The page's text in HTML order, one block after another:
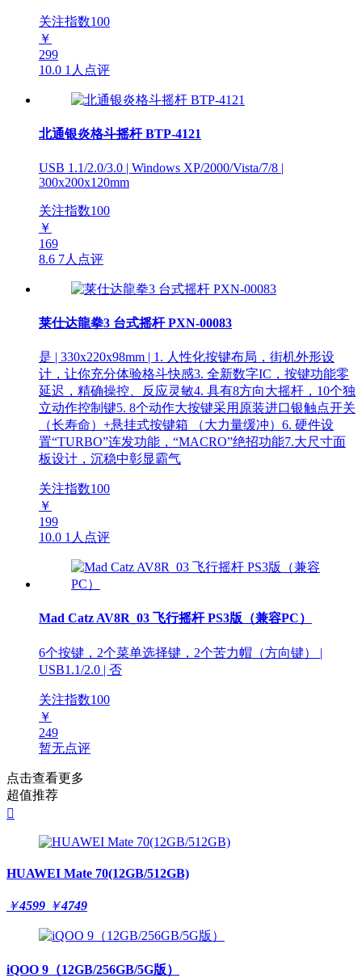
关注指数100
￥
299
10.0 1人点评
北通银炎格斗摇杆 BTP-4121
USB 1.1/2.0/3.0 | Windows XP/2000/Vista/7/8 |
300x200x120mm
关注指数100
￥
169
8.6 7人点评
莱仕达龍拳3 台式摇杆 PXN-00083
是 | 330x220x98mm | 1. 人性化按键布局，街机外形设
计，让你充分体验格斗快感3. 全新数字IC，按键功能零
延迟，精确操控、反应灵敏4. 具有8方向大摇杆，10个独
立动作控制键5. 8个动作大按键采用原装进口银触点开关
（长寿命）+悬挂式按键箱 （大力量缓冲）6. 硬件设
置“TURBO”连发功能，“MACRO”绝招功能7.大尺寸面
板设计，沉稳中彰显霸气
关注指数100
￥
199
10.0 1人点评
Mad Catz AV8R_03 飞行摇杆 PS3版（兼容PC）
6个按键，2个菜单选择键，2个苦力帽（方向键） |
USB1.1/2.0 | 否
关注指数100
￥
249
暂无点评
点击查看更多
超值推荐

HUAWEI Mate 70(12GB/512GB)
￥4599 ￥4749
iQOO 9（12GB/256GB/5G版）